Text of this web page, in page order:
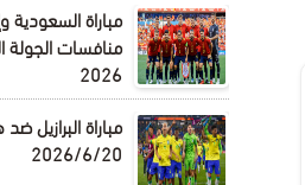
مباراة السعودية
منافسات الجولة
2026
مباراة البرازيل
2026/6/20